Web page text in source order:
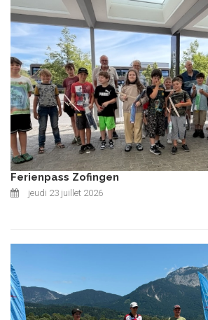
Ferienpass Zofingen
jeudi 23 juillet 2026